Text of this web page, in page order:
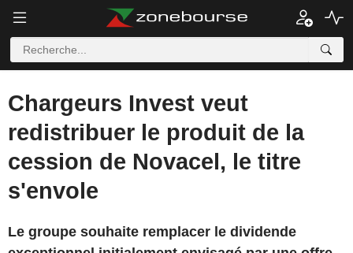
Chargeurs Invest veut
redistribuer le produit de la
cession de Novacel, le titre
s'envole
Le groupe souhaite remplacer le dividende